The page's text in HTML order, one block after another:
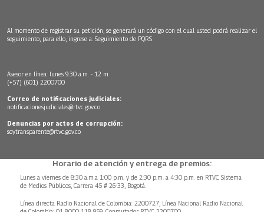
Al momento de registrar su petición, se generará un código con el cual usted podrá realizar el
seguimiento, para ello, ingrese a: Seguimiento de PQRS
Asesor en línea: lunes 9:30 a.m. - 12 m
(+57) (601) 2200700
Correo de notificaciones judiciales:
notificacionesjudiciales@rtvc.gov.co
Denuncias por actos de corrupción:
soytransparente@rtvc.gov.co
Horario de atención y entrega de premios:
Lunes a viernes de 8:30 a.m.a 1:00 p.m. y de 2:30 p.m. a 4:30 p.m. en RTVC Sistema
de Medios Públicos, Carrera 45 # 26-33, Bogotá.
Línea directa Radio Nacional de Colombia: 2200727, Línea Nacional Radio Nacional